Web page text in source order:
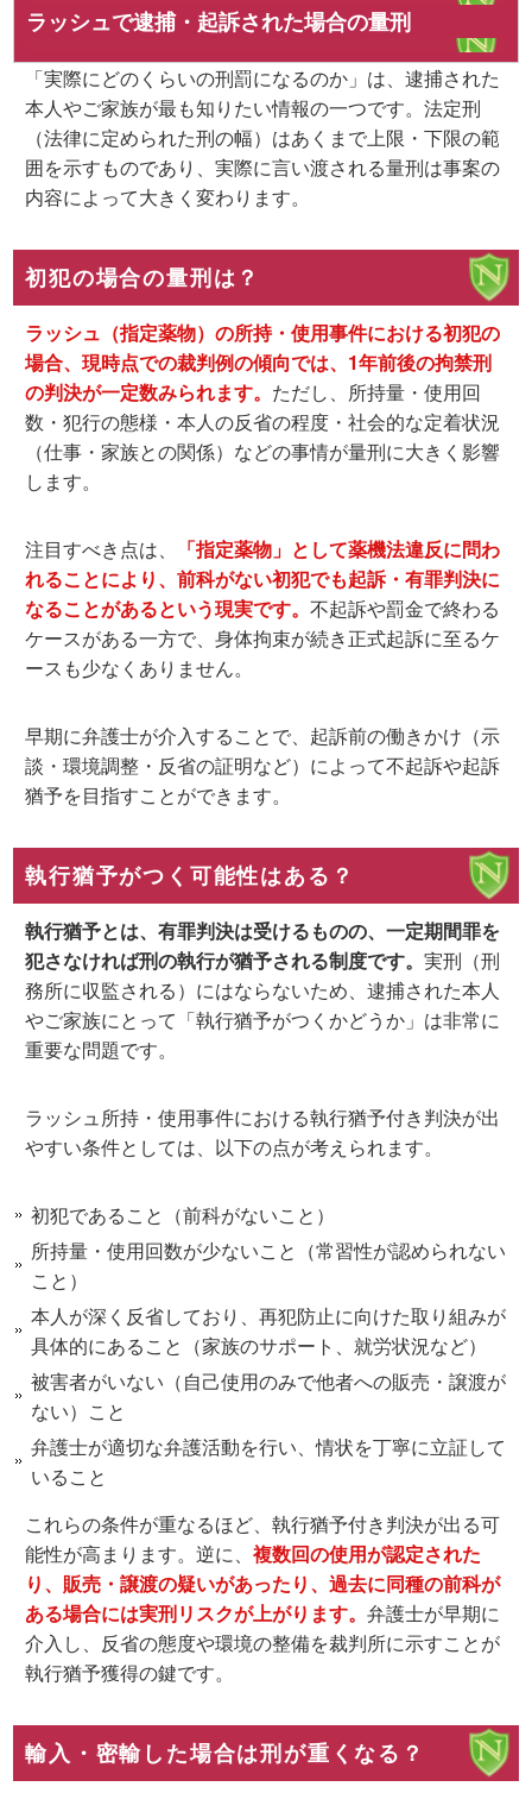
ラッシュで逮捕・起訴された場合の量刑
「実際にどのくらいの刑罰になるのか」は、逮捕された
本人やご家族が最も知りたい情報の一つです。法定刑
（法律に定められた刑の幅）はあくまで上限・下限の範
囲を示すものであり、実際に言い渡される量刑は事案の
内容によって大きく変わります。
初犯の場合の量刑は？
ラッシュ（指定薬物）の所持・使用事件における初犯の
場合、現時点での裁判例の傾向では、1年前後の拘禁刑
の判決が一定数みられます。 ただし、所持量・使用回
数・犯行の態様・本人の反省の程度・社会的な定着状況
（仕事・家族との関係）などの事情が量刑に大きく影響
します。
注目すべき点は、
「指定薬物」として薬機法違反に問わ
れることにより、前科がない初犯でも起訴・有罪判決に
なることがあるという現実です。不起訴や罰金で終わる
ケースがある一方で、身体拘束が続き正式起訴に至るケ
ースも少なくありません。
早期に弁護士が介入することで、起訴前の働きかけ（示
談・環境調整・反省の証明など）によって不起訴や起訴
猶予を目指すことができます。
執行猶予がつく可能性はある？
執行猶予とは、有罪判決は受けるものの、一定期間罪を
犯さなければ刑の執行が猶予される制度です。実刑（刑
務所に収監される）にはならないため、逮捕された本人
やご家族にとって「執行猶予がつくかどうか」は非常に
重要な問題です。
ラッシュ所持・使用事件における執行猶予付き判決が出
やすい条件としては、以下の点が考えられます。
初犯であること（前科がないこと）
所持量・使用回数が少ないこと（常習性が認められない
こと）
本人が深く反省しており、再犯防止に向けた取り組みが
具体的にあること（家族のサポート、就労状況など）
被害者がいない（自己使用のみで他者への販売・譲渡が
ない）こと
弁護士が適切な弁護活動を行い、情状を丁寧に立証して
いること
これらの条件が重なるほど、執行猶予付き判決が出る可
能性が高まります。逆に、複数回の使用が認定された
り、販売・譲渡の疑いがあったり、過去に同種の前科が
ある場合には実刑リスクが上がります。弁護士が早期に
介入し、反省の態度や環境の整備を裁判所に示すことが
執行猶予獲得の鍵です。
輸入・密輸した場合は刑が重くなる？